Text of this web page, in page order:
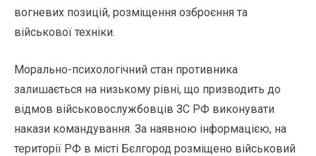
вогневих позицій, розміщення озброєння та
військової техніки.
Морально-психологічний стан противника
залишається на низькому рівні, що призводить до
відмов військовослужбовців ЗС РФ виконувати
накази командування. За наявною інформацією, на
території РФ в місті Бєлгород розміщено військовий